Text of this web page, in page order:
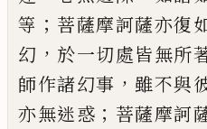
等 ； 菩薩摩訶薩亦復
幻 ， 於一切處皆無所
師作諸幻事 ，雖不與
亦無迷惑 ； 菩薩摩訶